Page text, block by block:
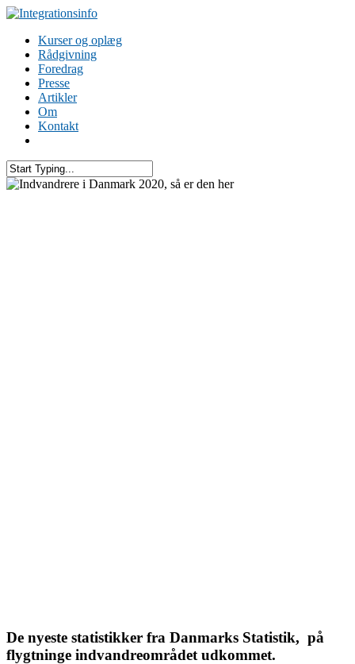
Kurser og oplæg
Rådgivning
Foredrag
Presse
Artikler
Om
Kontakt
De nyeste statistikker fra Danmarks Statistik, på
flygtninge indvandreområdet udkommet.